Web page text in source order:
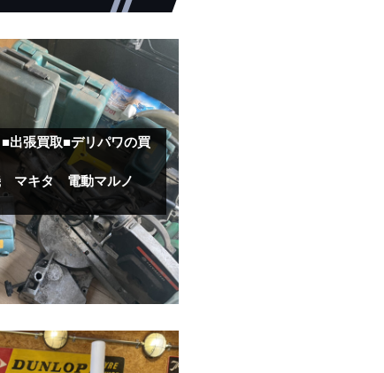
■出張買取■デリパワの買
マキタ 電動マルノ